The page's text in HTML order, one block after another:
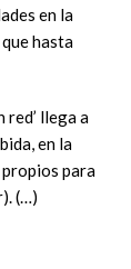
en la
hasta
red’ llega a
en la
propios para
(…)